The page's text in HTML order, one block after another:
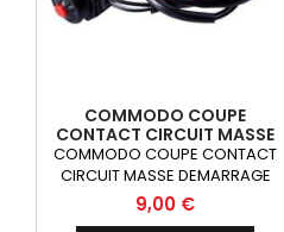
COMMODO COUPE
CONTACT CIRCUIT MASSE
DEMARRAGE PISTE RACE
CROSS ENDURO
COMMODO COUPE CONTACT
CIRCUIT MASSE DEMARRAGE
PISTE RACE CROSS ENDURO
9,00 €